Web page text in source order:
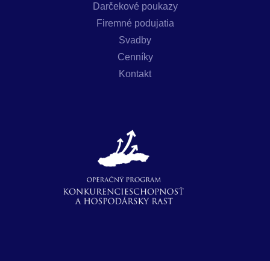
Darčekové poukazy
Firemné podujatia
Svadby
Cenníky
Kontakt